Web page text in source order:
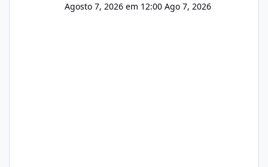
Agosto 7, 2026 em 12:00 Ago 7, 2026